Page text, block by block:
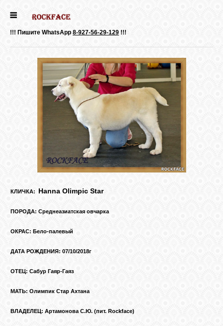
СВЯЗЬ
!!! Пишите WhatsApp 8-927-56-29-129 !!!
КЛИЧКА: Hanna Olimpic Star
ПОРОДА: Среднеазиатская овчарка
ОКРАС: Бело-палевый
ДАТА РОЖДЕНИЯ: 07/10/2018г
ОТЕЦ: Сабур Гаяр-Гаяз
МАТЬ: Олимпик Стар Ахтана
ВЛАДЕЛЕЦ: Артамонова С.Ю. (пит. Rockface)